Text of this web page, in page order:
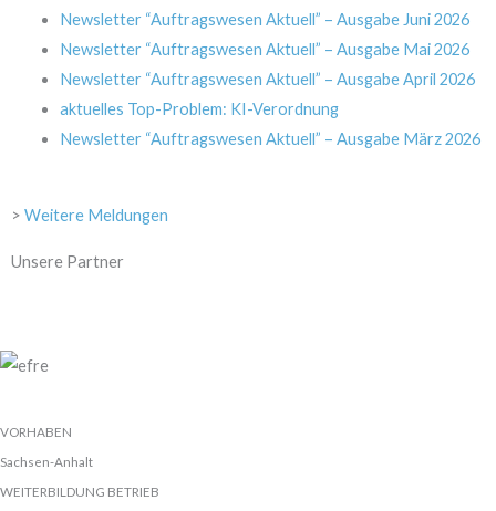
Newsletter “Auftragswesen Aktuell” – Ausgabe Juni 2026
Newsletter “Auftragswesen Aktuell” – Ausgabe Mai 2026
Newsletter “Auftragswesen Aktuell” – Ausgabe April 2026
aktuelles Top-Problem: KI-Verordnung
Newsletter “Auftragswesen Aktuell” – Ausgabe März 2026
> Weitere Meldungen
Unsere Partner
VORHABEN
Sachsen-Anhalt
WEITERBILDUNG BETRIEB